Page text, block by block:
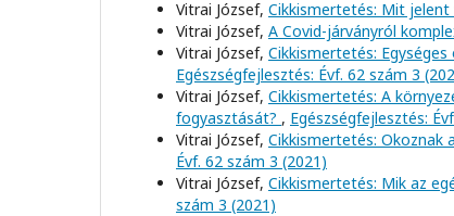
Vitrai József, Cikkismertetés: Mit
Vitrai József, A Covid-járványról
Vitrai József, Cikkismertetés:
Egészségfejlesztés: Évf. 62 szám 3
Vitrai József, Cikkismertetés: A
fogyasztását? , Egészségfejlesztés:
Vitrai József, Cikkismertetés: Okoznak
Évf. 62 szám 3 (2021)
Vitrai József, Cikkismertetés: Mik az
szám 3 (2021)